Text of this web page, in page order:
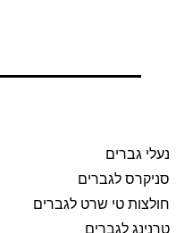
נעלי גברים
סניקרס לגברים
חולצות טי שרט לגברים